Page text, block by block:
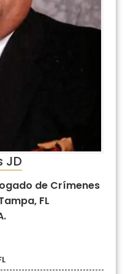
JD
de Crímenes
FL